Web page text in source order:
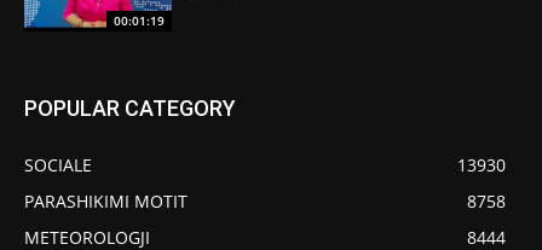
00:01:19
POPULAR CATEGORY
SOCIALE
13930
PARASHIKIMI MOTIT
8758
METEOROLOGJI
8444